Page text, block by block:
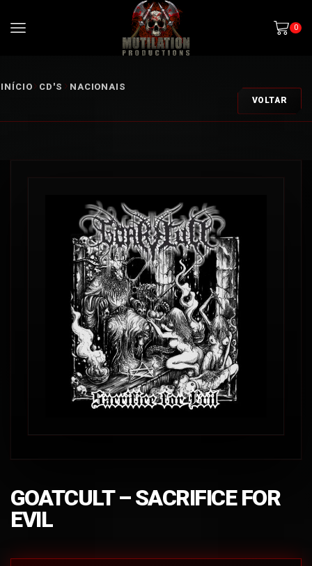
0
INÍCIO CD'S NACIONAIS
VOLTAR
GOATCULT – SACRIFICE FOR
EVIL